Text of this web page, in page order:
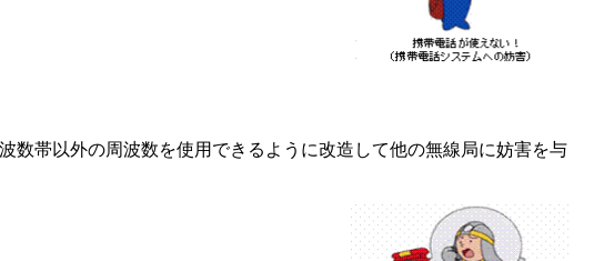
帯以外の周波数を使用できるように改造して他の無線局に妨害を与